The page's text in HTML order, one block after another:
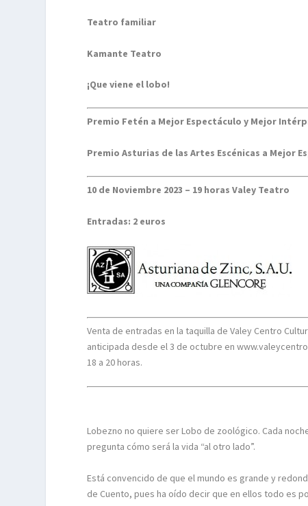
Teatro familiar
Kamante Teatro
¡Que viene el lobo!
Premio Fetén a Mejor Espectáculo y Mejor
Premio Asturias de las Artes Escénicas a Mejor
10 de Noviembre 2023 – 19 horas Valey Teatro
Entradas: 2 euros
Venta de entradas en la taquilla de Valey Centro
anticipada desde el 3 de octubre en
18 a 20 horas.
Lobezno no quiere ser Lobo de zoológico. Cada
pregunta cómo será la vida “al otro lado”.
Está convencido de que el mundo es grande y
de Cuento, pues ha oído decir que en ellos todo es